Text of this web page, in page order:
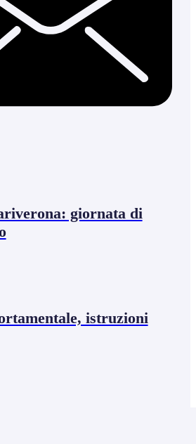
giornata di
istruzioni